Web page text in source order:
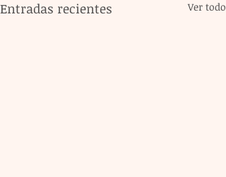
Entradas recientes Ver todo